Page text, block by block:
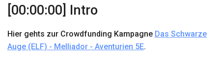
[00:00:00] Intro
Hier gehts zur Crowdfunding Kampagne Das Schwarze
Auge (ELF) - Melliador - Aventurien 5E.